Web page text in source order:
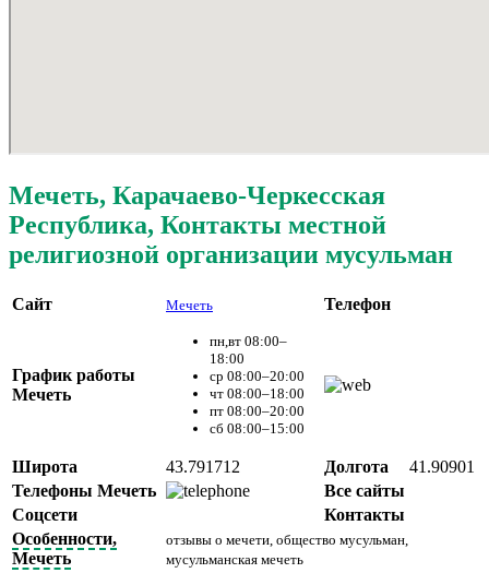
Мечеть, Карачаево-Черкесская
Республика, Контакты местной
религиозной организации мусульман
Сайт Мечеть Телефон
График работы
Мечеть
пн,вт 08:00–
18:00
ср 08:00–20:00
чт 08:00–18:00
пт 08:00–20:00
сб 08:00–15:00
Широта 43.791712 Долгота
41.90901
Телефоны Мечеть
Все сайты
Соцсети
Контакты
Особенности,
Мечеть
отзывы о мечети, общество мусульман,
мусульманская мечеть